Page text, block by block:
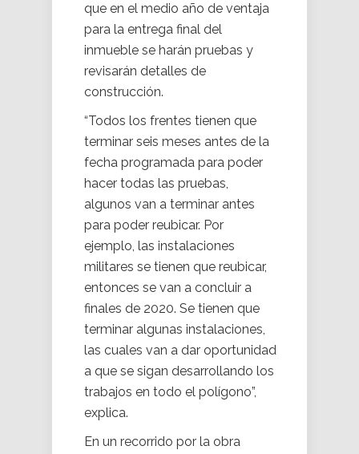
que en el medio año de ventaja
para la entrega final del
inmueble se harán pruebas y
revisarán detalles de
construcción.
“Todos los frentes tienen que
terminar seis meses antes de la
fecha programada para poder
hacer todas las pruebas,
algunos van a terminar antes
para poder reubicar. Por
ejemplo, las instalaciones
militares se tienen que reubicar,
entonces se van a concluir a
finales de 2020. Se tienen que
terminar algunas instalaciones,
las cuales van a dar oportunidad
a que se sigan desarrollando los
trabajos en todo el polígono”,
explica.
En un recorrido por la obra